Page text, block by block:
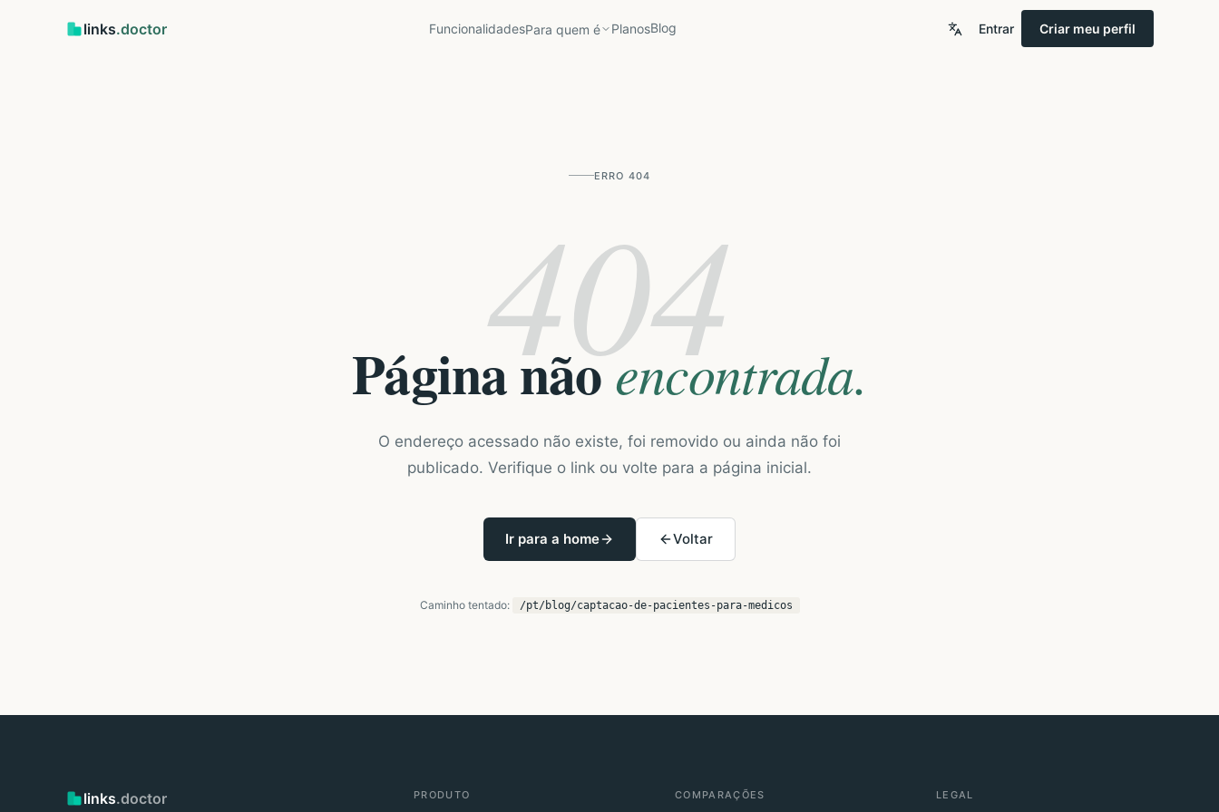
links.doctor FuncionalidadesPara quem é PlanosBlog Entrar Criar meu perfil
ERRO 404
404
Página nãoencontrada.
O endereço acessado não existe, foi removido ou ainda não foi
publicado. Verifique o link ou volte para a página inicial.
Ir para a home Voltar
Caminho tentado: /pt/blog/captacao-de-pacientes-para-medicos
links.doctor PRODUTO COMPARAÇÕES LEGAL